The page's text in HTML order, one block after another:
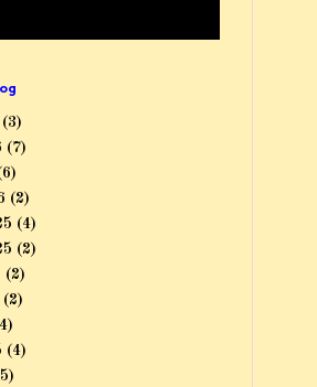
(3)
(7)
(2)
(4)
(2)
(2)
(2)
(4)